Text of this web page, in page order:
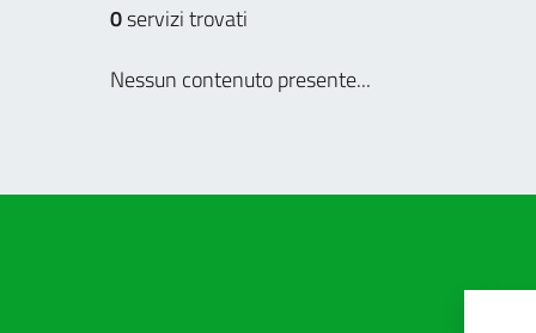
0servizi trovati
Nessun contenuto presente...